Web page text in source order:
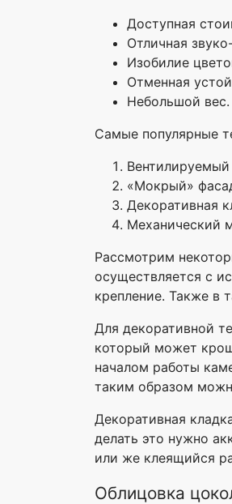
Доступная
Отличная
Изобилие
Отменная
Небольшой вес.
Самые популярные
«Мокрый»
Декоративная
Механический
Рассмотрим
осуществляется с
крепление. Также в
Для декоративной
который может
началом работы
таким образом
Декоративная
делать это нужно
или же клеящийся
Облицовка